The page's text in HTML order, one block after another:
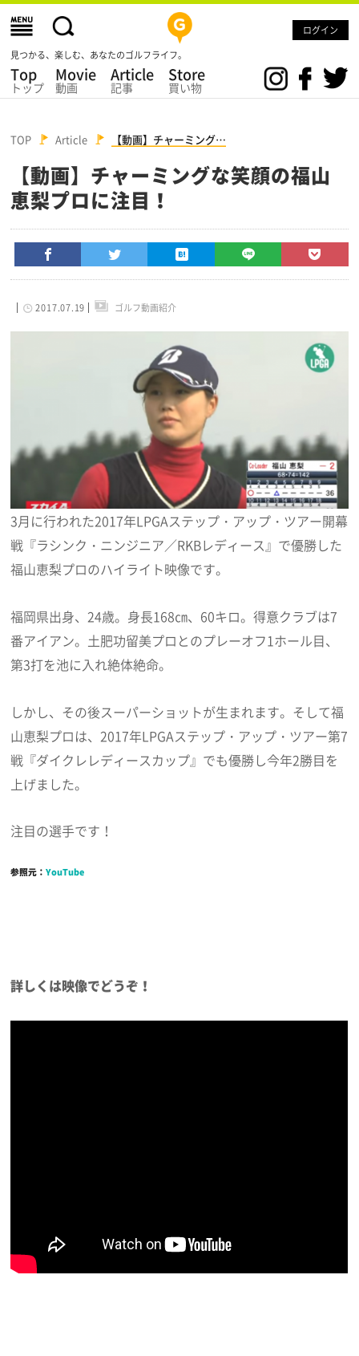
ログイン
見つかる、楽しむ、あなたのゴルフライフ。
Top
トップ
Movie
動画
Article
記事
Store
買い物
TOP Article 【動画】チャーミング…
【動画】チャーミングな笑顔の福山
恵梨プロに注目！
2017.07.19 ゴルフ動画紹介
3月に行われた2017年LPGAステップ・アップ・ツアー開幕
戦『ラシンク・ニンジニア／RKBレディース』で優勝した
福山恵梨プロのハイライト映像です。
福岡県出身、24歳。身長168㎝、60キロ。得意クラブは7
番アイアン。土肥功留美プロとのプレーオフ1ホール目、
第3打を池に入れ絶体絶命。
しかし、その後スーパーショットが生まれます。そして福
山恵梨プロは、2017年LPGAステップ・アップ・ツアー第7
戦『ダイクレレディースカップ』でも優勝し今年2勝目を
上げました。
注目の選手です！
参照元：YouTube
詳しくは映像でどうぞ！